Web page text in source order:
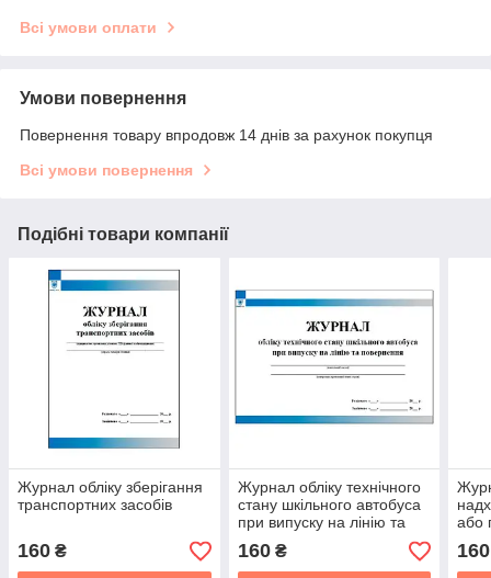
Всі умови оплати
Умови повернення
Повернення товару впродовж 14 днів за рахунок покупця
Всі умови повернення
Подібні товари компанії
Журнал обліку зберігання
транспортних засобів
160 ₴
Журнал обліку технічного
стану шкільного автобуса
при випуску на лінію та
повернення
160₴
або
160